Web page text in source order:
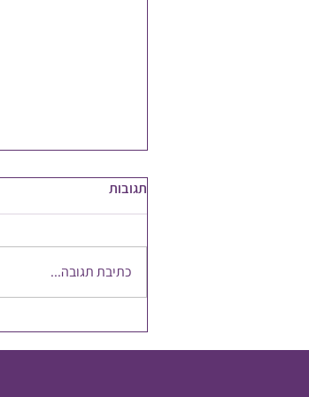
להשקיע במשאב
תגובות
כתיבת תגובה...